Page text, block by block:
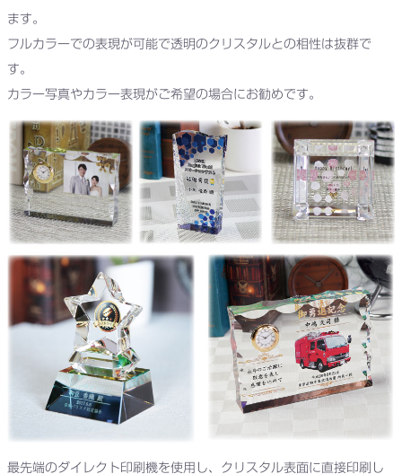
ます。
フルカラーでの表現が可能で透明のクリスタルとの相性は抜群で
す。
カラー写真やカラー表現がご希望の場合にお勧めです。
最先端のダイレクト印刷機を使用し、クリスタル表面に直接印刷し